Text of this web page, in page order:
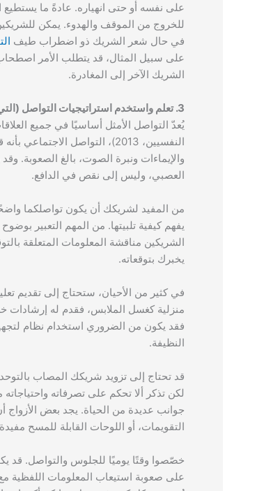
على نفسه أو حتى انهياره. عادةً ما
للخروج من الموقف والهدوء. يمكن للشريكين
في حال شعر الشريك ذو اضطراب طيف
على سبيل المثال، قد يتطلب الأمر
الشريك الآخر إلى المغادرة.
3. تعلم واستخدم استراتيجيات التواصل (التي تناسبك أنت وشريكك بشكل أفضل)
يُعدّ التواصل الأمثل أساسيًا في جميع
النفسيين، 2013)، التواصل الاجتماعي بأنه قصور لدى الشخص ذو اضطراب طيف
والإيماءات ونبرة الصوت، بالغ الصعوبة.
العصبي، وليس إلى نقص في الدافع.
من المفيد لشريكك أن يكون تواصلكما
يفهم كيفية تلبيتها. من المهم التعبير
الشريكين مناقشة المعلومات المتعلقة
يخبرك بتوقعاته.
في كثير من الأحيان، ستحتاج إلى تقديم
منزلية كغسل الملابس، فقدم له
فقد يكون من الضروري استخدام نظام
النظيفة.
قد تحتاج إلى تزويد شريكك المصاب
لكن تذكر ألا تحكم على تصرفاته
جوانب عديدة من الحياة. يجد بعض الأزواج
التقويمات، أو اللوحات القابلة للمسح مفيدة
خصّصوا وقتًا يوميًا للجلوس والتواصل.
على صعوبة استيعاب المعلومات اللفظية